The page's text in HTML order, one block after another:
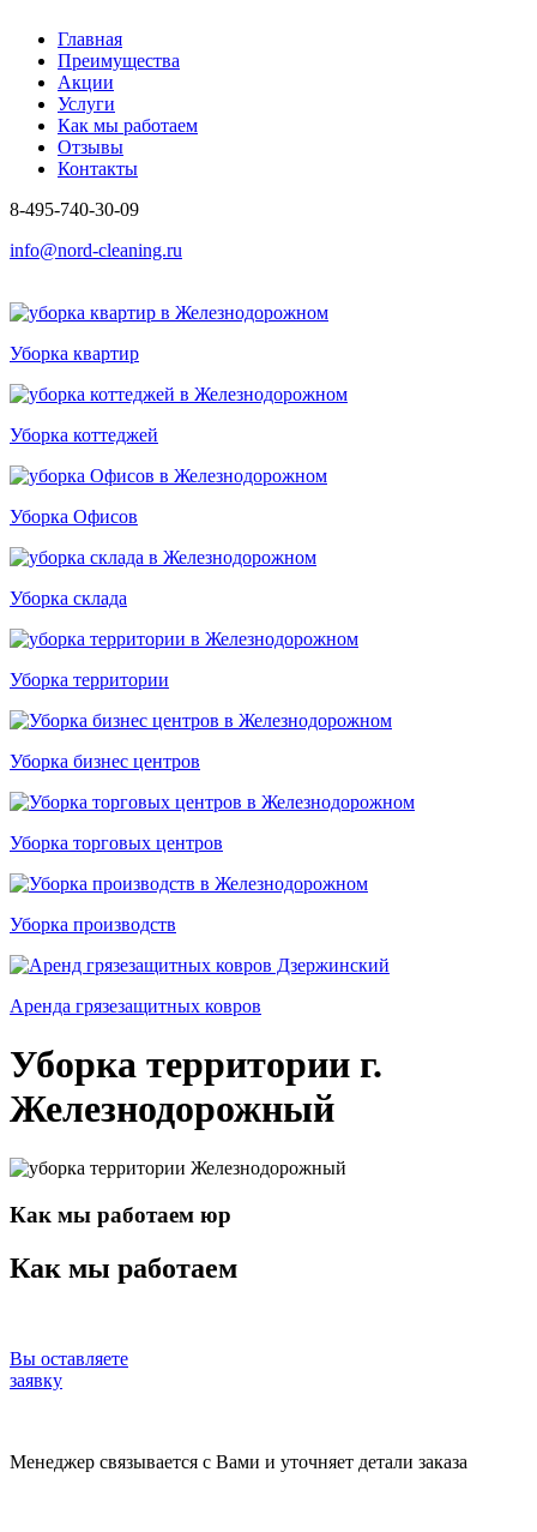
Главная
Преимущества
Акции
Услуги
Как мы работаем
Отзывы
Контакты
8-495-740-30-09
info@nord-cleaning.ru
Уборка квартир
Уборка коттеджей
Уборка Офисов
Уборка склада
Уборка территории
Уборка бизнес центров
Уборка торговых центров
Уборка производств
Аренда грязезащитных ковров
Уборка территории г.
Железнодорожный
Как мы работаем юр
Как мы работаем
Вы оставляете
заявку
Менеджер связывается с Вами и уточняет детали заказа